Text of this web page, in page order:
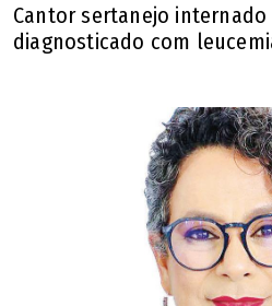
Cantor sertanejo internado
diagnosticado com